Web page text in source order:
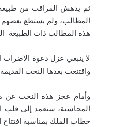
ثم يدهش المراقب من
المطالب، ولم يستطع بعضهم
هذه المطالب ذات الطبيعة
لا ينبغي عزل دعوة الاضراب
واقتنعت بعدها النخب
وأمام عجز هذه النخب عن
المحاسبة، ستعمد إلى قلب
خطاب الملك بمناسبة افتتاح